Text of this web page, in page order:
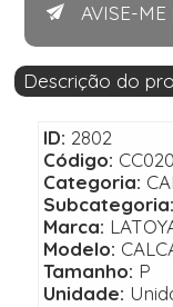
AVISE-
Descrição do
ID: 2802
Código:
Categoria:
Subcategoria:
Marca:
Modelo:
Tamanho: P
Unidade: